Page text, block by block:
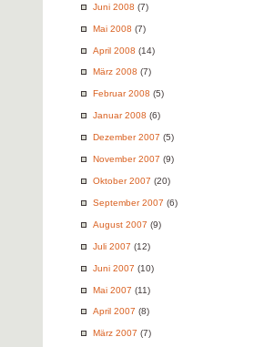
Juni 2008 (7)
Mai 2008 (7)
April 2008 (14)
März 2008 (7)
Februar 2008 (5)
Januar 2008 (6)
Dezember 2007 (5)
November 2007 (9)
Oktober 2007 (20)
September 2007 (6)
August 2007 (9)
Juli 2007 (12)
Juni 2007 (10)
Mai 2007 (11)
April 2007 (8)
März 2007 (7)